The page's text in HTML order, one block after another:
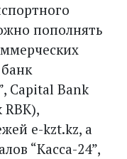
пополнять
Capital Bank
e-kzt.kz, а
“Касса-24”,